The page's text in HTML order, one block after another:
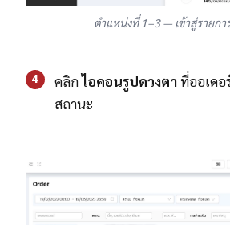
ตำแหน่งที่ 1–3 — เข้าสู่รายกา
4 คลิกไอคอนรูปดวงตาที่ออเดอ
สถานะ